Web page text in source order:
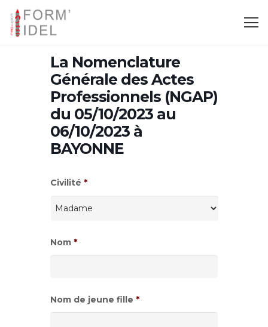
La Nomenclature
Générale des Actes
Professionnels (NGAP)
du 05/10/2023 au
06/10/2023 à
BAYONNE
Civilité *
Nom *
Nom de jeune fille *